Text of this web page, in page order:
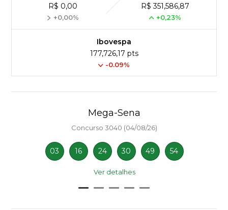
R$ 0,00
+0,00%
R$ 351,586,87
+0,23%
Ibovespa
177,726,17 pts
-0.09%
Mega-Sena
Concurso 3040 (04/08/26)
03 16 24 30 49 54
Ver detalhes